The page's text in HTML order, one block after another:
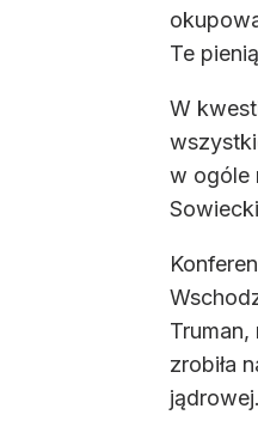
Te
W
w ogóle
zrobiła
jądrowej.